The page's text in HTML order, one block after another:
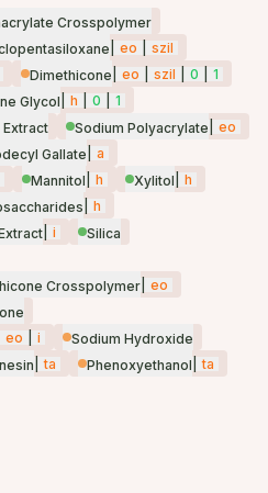
Crosspolymer
eo
szil
Dimethicone eo szil 0
1
Glycol h 0
1
Sodium Polyacrylate
eo
Gallate
a
Mannitol h Xylitol
h
h
i
Silica
Crosspolymer eo
eo i
Sodium Hydroxide
ta Phenoxyethanol
ta